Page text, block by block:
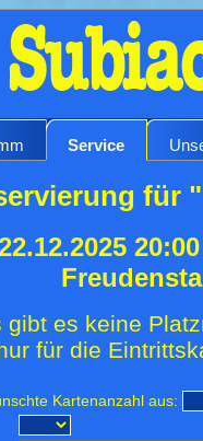
Service
für
gibt es keine
für die
Kartenanzahl aus: